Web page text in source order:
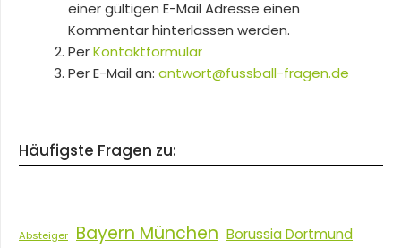
einer gültigen E-Mail Adresse einen
Kommentar hinterlassen werden.
PerKontaktformular
Per E-Mail an: antwort@fussball-fragen.de
Häufigste Fragen zu:
Absteiger Bayern München Borussia Dortmund